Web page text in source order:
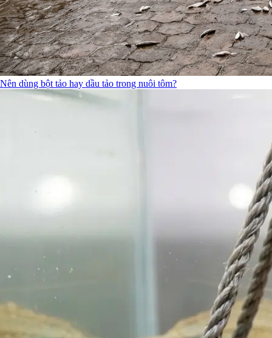
Nên dùng bột tảo hay dầu tảo trong nuôi tôm?